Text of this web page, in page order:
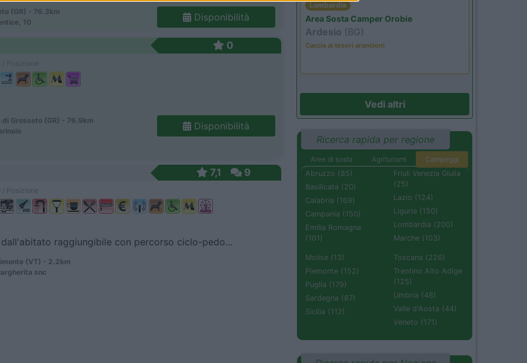
(GR) - 76.3km
10
Disponibilità
0
Grosseto (GR) - 76.9km
Disponibilità
7,1 9
raggiungibile con percorso ciclo-pedo...
(VT) - 2.2km
snc
Lombardia
Area Sosta Camper Orobie
Ardesio (BG)
Caccia ai tesori arancioni
Vedi altri
Ricerca rapida per regione
Aree di sosta Agriturismi
Campeggi
Abruzzo (85)
Basilicata (20)
Calabria (169)
Campania (150)
Emilia Romagna
(101)
Friuli Venezia Giulia
(25)
Lazio (124)
Liguria (150)
Lombardia (200)
Marche (103)
Molise (13)
Piemonte (152)
Puglia (179)
Sardegna (87)
Sicilia (112)
Toscana (226)
Trentino Alto Adige
(125)
Umbria (48)
Valle d'Aosta (44)
Veneto (171)